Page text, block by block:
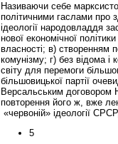
Називаючи себе
політичними гаслами про
ідеології народовладдя
нової економічної
власності; в) створенням
комунізму; г) без відома
світу для перемоги
більшовицької партії
Версальським договором
повторення його ж, вже
«червоній» ідеології
5